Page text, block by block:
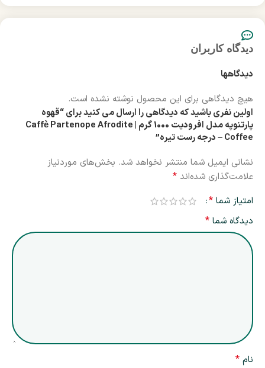
دیدگاه کاربران
دیدگاهها
هیچ دیدگاهی برای این محصول نوشته نشده است.
اولین نفری باشید که دیدگاهی را ارسال می کنید برای “قهوه
پارتنوپه مدل افرودیت 1000 گرم | Caffè Partenope Afrodite
Coffee – درجه رست تیره”
نشانی ایمیل شما منتشر نخواهد شد. بخش‌های موردنیاز
علامت‌گذاری شده‌اند *
امتیاز شما *
دیدگاه شما *
نام *